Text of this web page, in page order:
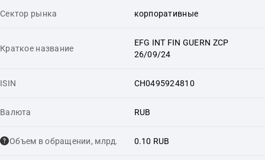
Сектор рынка корпоративные
Краткое название
EFG INT FIN GUERN ZCP
26/09/24
ISIN CH0495924810
Валюта RUB
Объем в обращении, млрд. 0.10 RUB